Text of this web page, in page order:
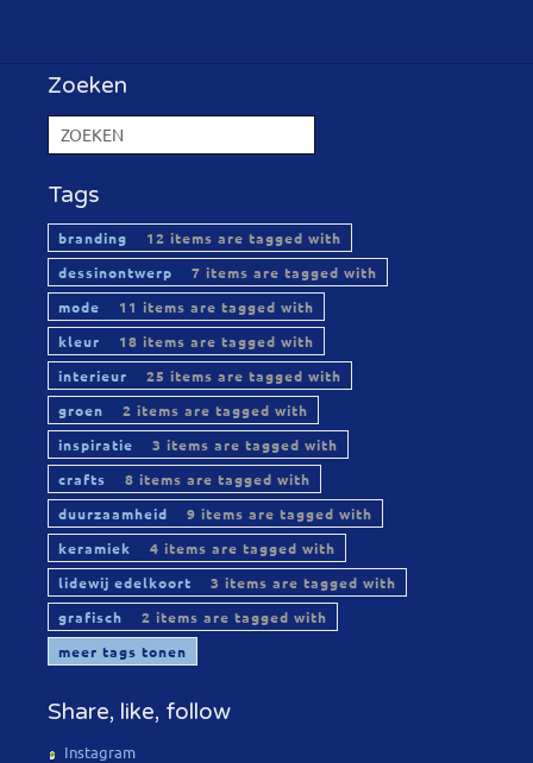
Zoeken
Tags
branding
12 items are tagged with
dessinontwerp
7 items are tagged with
mode
11 items are tagged with
kleur
18 items are tagged with
interieur
25 items are tagged with
groen
2 items are tagged with
inspiratie
3 items are tagged with
crafts
8 items are tagged with
duurzaamheid
9 items are tagged with
keramiek
4 items are tagged with
lidewij edelkoort
3 items are tagged with
grafisch
2 items are tagged with
meer tags tonen
Share, like, follow
Instagram